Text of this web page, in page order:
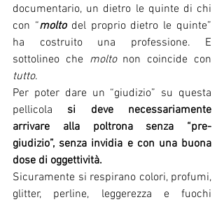
documentario, un dietro le quinte di chi
con “molto del proprio dietro le quinte”
ha costruito una professione. E
sottolineo che molto
tutto.
Per poter dare un “giudizio” su questa
pellicola si deve necessariamente
arrivare alla poltrona senza “pre-
giudizio”, senza invidia e con una buona
dose di oggettività.
Sicuramente si respirano colori, profumi,
glitter, perline, leggerezza e fuochi